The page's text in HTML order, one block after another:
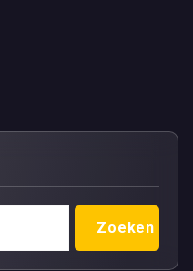
Zoeken